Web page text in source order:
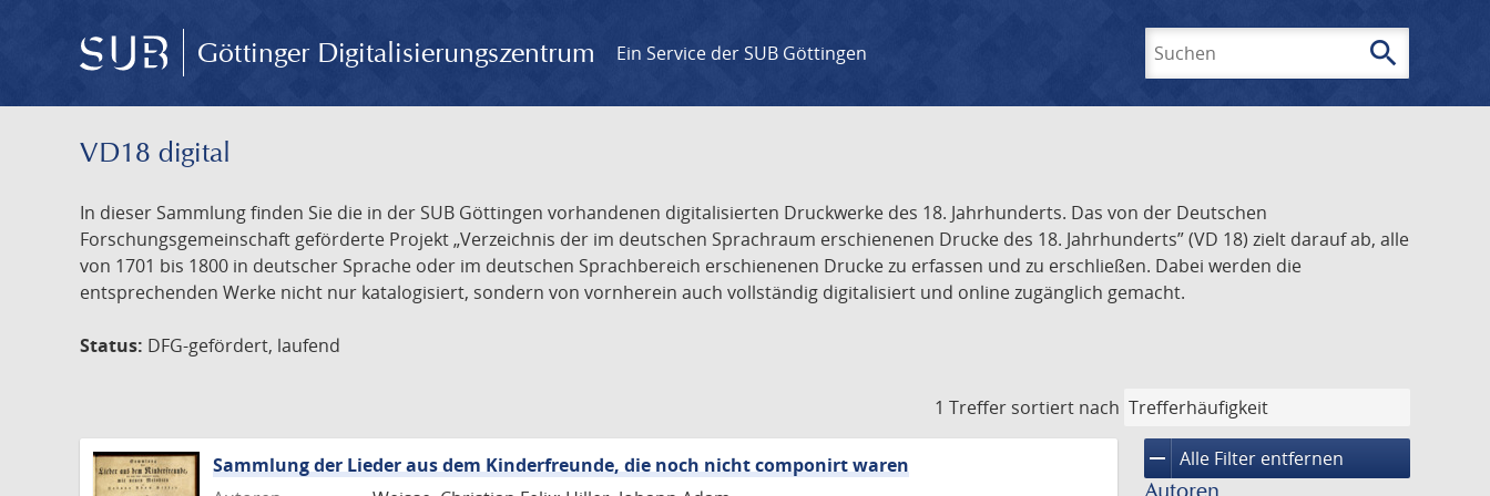
Göttinger Digitalisierungszentrum Ein Service der SUB Göttingen search
VD18 digital
In dieser Sammlung finden Sie die in der SUB Göttingen vorhandenen digitalisierten Druckwerke des 18. Jahrhunderts. Das von der Deutschen
Forschungsgemeinschaft geförderte Projekt „Verzeichnis der im deutschen Sprachraum erschienenen Drucke des 18. Jahrhunderts” (VD 18) zielt darauf ab, alle
von 1701 bis 1800 in deutscher Sprache oder im deutschen Sprachbereich erschienenen Drucke zu erfassen und zu erschließen. Dabei werden die
entsprechenden Werke nicht nur katalogisiert, sondern von vornherein auch vollständig digitalisiert und online zugänglich gemacht.
Status: DFG-gefördert, laufend
1 Treffer sortiert nach
remove Alle Filter entfernen
Sammlung der Lieder aus dem Kinderfreunde, die noch nicht componirt waren